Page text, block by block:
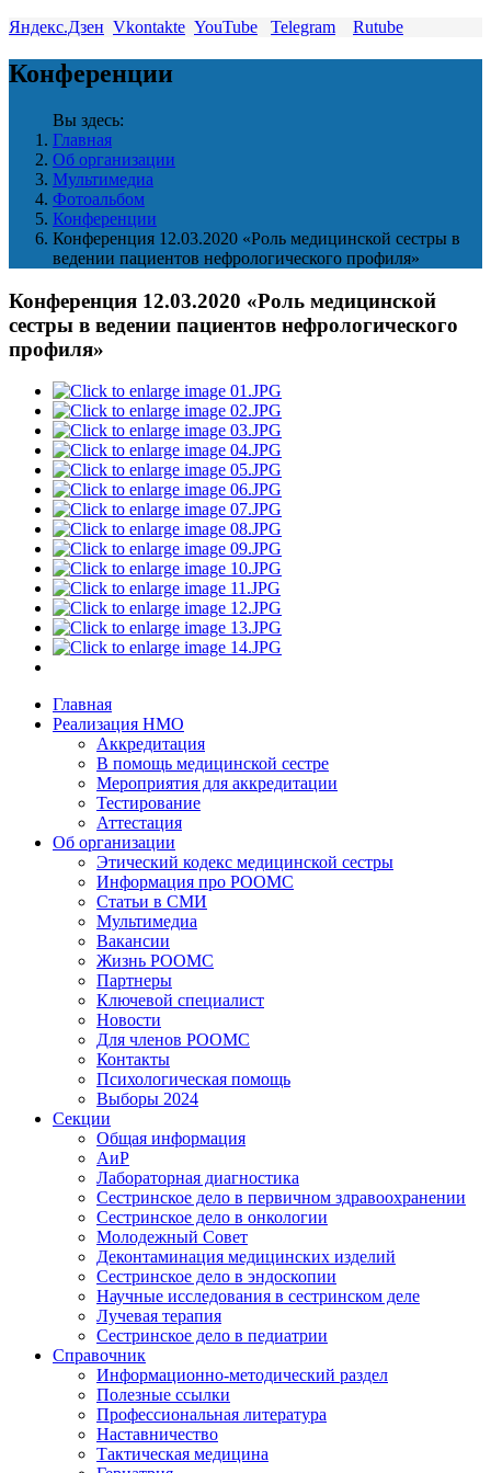
Яндекс.Дзен Vkontakte YouTube Telegram Rutube
Конференции
Вы здесь:
Главная
Об организации
Мультимедиа
Фотоальбом
Конференции
Конференция 12.03.2020 «Роль медицинской сестры в
ведении пациентов нефрологического профиля»
Конференция 12.03.2020 «Роль медицинской
сестры в ведении пациентов нефрологического
профиля»
Главная
Реализация НМО
Аккредитация
В помощь медицинской сестре
Мероприятия для аккредитации
Тестирование
Аттестация
Об организации
Этический кодекс медицинской сестры
Информация про РООМС
Статьи в СМИ
Мультимедиа
Вакансии
Жизнь РООМС
Партнеры
Ключевой специалист
Новости
Для членов РООМС
Контакты
Психологическая помощь
Выборы 2024
Секции
Общая информация
АиР
Лабораторная диагностика
Сестринское дело в первичном здравоохранении
Сестринское дело в онкологии
Молодежный Совет
Деконтаминация медицинских изделий
Сестринское дело в эндоскопии
Научные исследования в сестринском деле
Лучевая терапия
Сестринское дело в педиатрии
Справочник
Информационно-методический раздел
Полезные ссылки
Профессиональная литература
Наставничество
Тактическая медицина